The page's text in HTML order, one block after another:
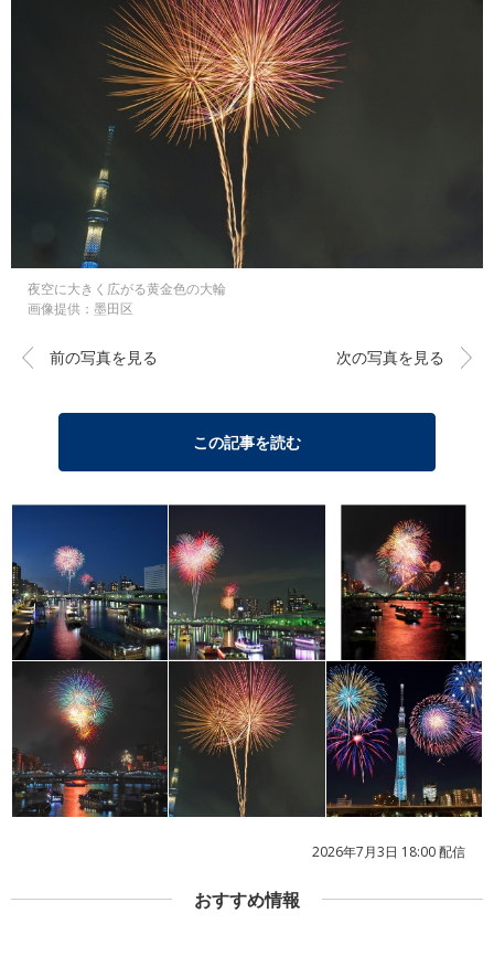
夜空に大きく広がる黄金色の大輪
画像提供：墨田区
前の写真を見る 次の写真を見る
この記事を読む
2026年7月3日 18:00 配信
おすすめ情報